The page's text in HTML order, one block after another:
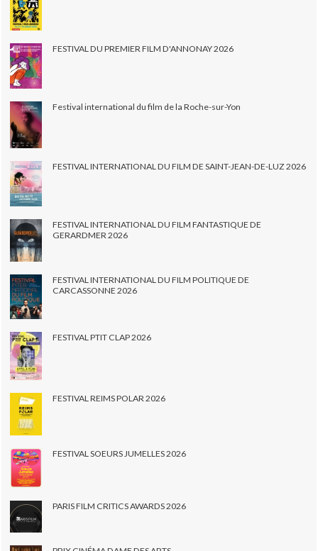
FESTIVAL DU PREMIER FILM D'ANNONAY 2026
Festival international du film de la Roche-sur-Yon
FESTIVAL INTERNATIONAL DU FILM DE SAINT-JEAN-DE-LUZ 2026
FESTIVAL INTERNATIONAL DU FILM FANTASTIQUE DE
GERARDMER 2026
FESTIVAL INTERNATIONAL DU FILM POLITIQUE DE
CARCASSONNE 2026
FESTIVAL PTIT CLAP 2026
FESTIVAL REIMS POLAR 2026
FESTIVAL SOEURS JUMELLES 2026
PARIS FILM CRITICS AWARDS 2026